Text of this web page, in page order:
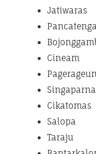
Jatiwaras
Cineam
Singaparna
Cikatomas
Salopa
Taraju